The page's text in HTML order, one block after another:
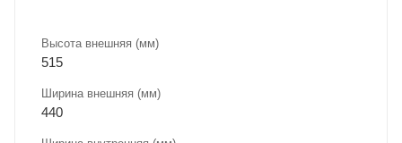
Высота внешняя (мм)
515
Ширина внешняя (мм)
440